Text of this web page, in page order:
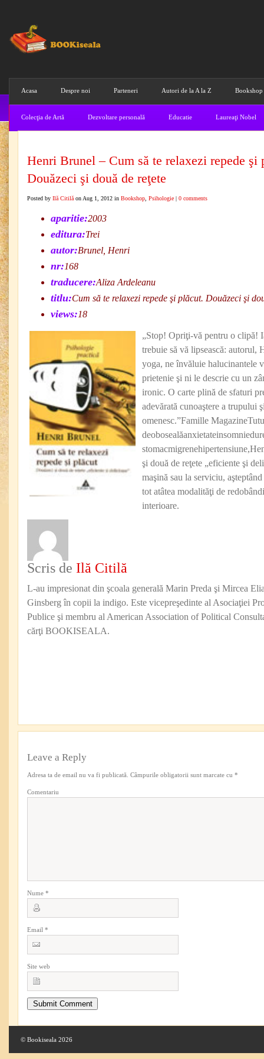
Acasa Despre noi Parteneri Autori de la A la Z Bookshop
Colecţia de Artă Dezvoltare personală Educatie Laureaţi Nobel
Henri Brunel – Cum să te relaxezi repede şi
Douăzeci şi două de reţete
Posted by Ilă Citilă on Aug 1, 2012 in Bookshop Psihologie | 0 comments
aparitie:2003
editura:Trei
autor:Brunel, Henri
nr:168
traducere:Aliza Ardeleanu
titlu:Cum să te relaxezi repede şi plăcut. Douăzeci şi
views:18
„Stop! Opriţi-vă pentru o clipă!
trebuie să vă lipsească: autorul,
yoga, ne învăluie halucinantele
prietenie şi ni le descrie cu un
ironic. O carte plină de sfaturi
adevărată cunoaştere a trupului
omenesc.”Famille
şi două de reţete „eficiente şi
maşină sau la serviciu,
tot atâtea modalităţi de
interioare.
Scris de Ilă Citilă
L-au impresionat din şcoala generală Marin Preda şi Mircea
Ginsberg în copii la indigo. Este vicepreşedinte al Asociaţiei
Publice şi membru al American Association of Political
cărţi BOOKISEALA.
Leave a Reply
Adresa ta de email nu va fi publicată. Câmpurile obligatorii sunt marcate cu *
Comentariu
Nume *
Email *
Site web
© Bookiseala 2026